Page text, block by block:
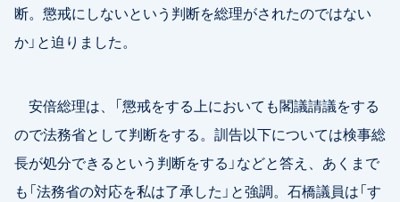
断。懲戒にしないという判断を総理がされたのではない
か」と迫りました。
安倍総理は、「懲戒をする上においても閣議請議をする
ので法務省として判断をする。訓告以下については検事総
長が処分できるという判断をする」などと答え、あくまで
も「法務省の対応を私は了承した」と強調。石橋議員は「す